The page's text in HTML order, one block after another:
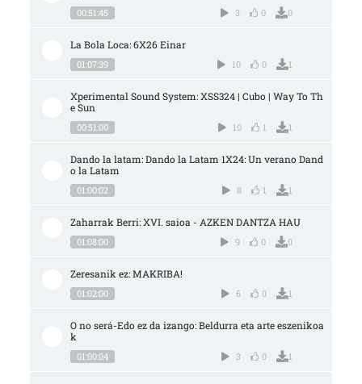
00:51:45 3 0 0
La Bola Loca: 6X26 Einar
01:07:39 10 0 1
Xperimental Sound System: XSS324 | Cubo | Way To Th
e Sun
00:51:00 10 1 1
Dando la latam: Dando la Latam 1X24: Un verano Dand
o la Latam
01:00:02 8 1 1
Zaharrak Berri: XVI. saioa - AZKEN DANTZA HAU
01:08:00 9 0 0
Zeresanik ez: MAKRIBA!
01:02:00 6 0 1
O no será-Edo ez da izango: Beldurra eta arte eszenikoa
k
01:00:04 3 0 1